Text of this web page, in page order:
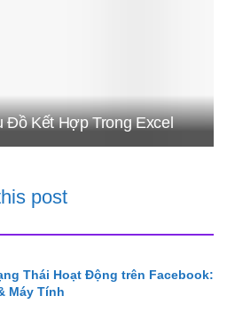
Đồ Kết Hợp Trong Excel
post
Thái Hoạt Động trên Facebook:
Máy Tính